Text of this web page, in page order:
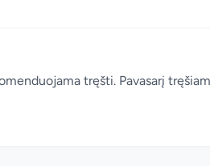
tręšti. Pavasarį